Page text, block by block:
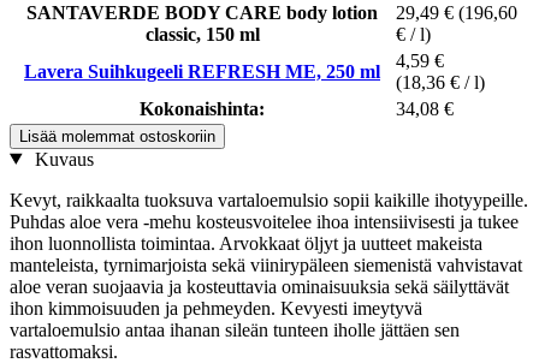
SANTAVERDE BODY CARE body lotion
classic, 150 ml
29,49 € (196,60
€ / l)
Lavera Suihkugeeli REFRESH ME, 250 ml
4,59 €
(18,36 € / l)
Kokonaishinta:
34,08 €
Lisää molemmat ostoskoriin
Kuvaus
Kevyt, raikkaalta tuoksuva vartaloemulsio sopii kaikille ihotyypeille.
Puhdas aloe vera -mehu kosteusvoitelee ihoa intensiivisesti ja tukee
ihon luonnollista toimintaa. Arvokkaat öljyt ja uutteet makeista
manteleista, tyrnimarjoista sekä viinirypäleen siemenistä vahvistavat
aloe veran suojaavia ja kosteuttavia ominaisuuksia sekä säilyttävät
ihon kimmoisuuden ja pehmeyden. Kevyesti imeytyvä
vartaloemulsio antaa ihanan sileän tunteen iholle jättäen sen
rasvattomaksi.